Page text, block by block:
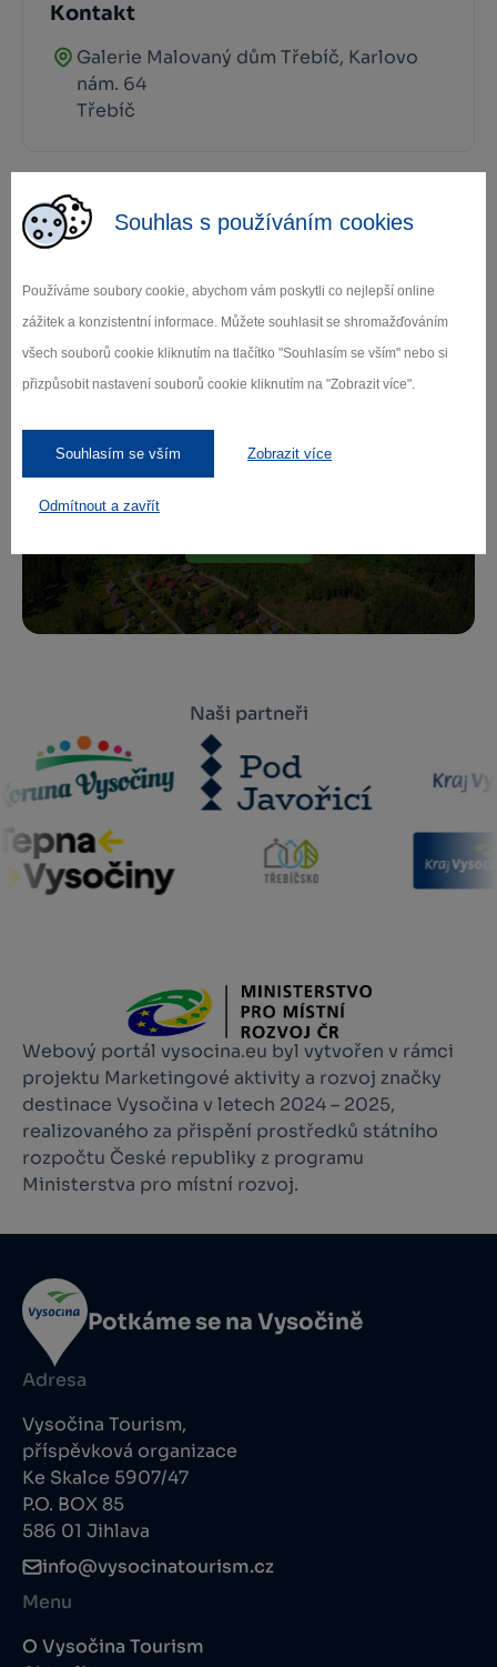
Souhlas s používáním cookies
Používáme soubory cookie, abychom vám poskytli co nejlepší online
zážitek a konzistentní informace. Můžete souhlasit se shromažďováním
všech souborů cookie kliknutím na tlačítko "Souhlasím se vším" nebo si
přizpůsobit nastavení souborů cookie kliknutím na "Zobrazit více".
Souhlasím se vším Zobrazit více
Odmítnout a zavřít
Kontakt
Galerie Malovaný dům Třebíč, Karlovo
nám. 64
Třebíč
Zamilujte si Vysočinu
Přihlaste se k odběru našeho newsletteru
o novinkách.
Záleží nám na ochraně osobních údajů.
Naši partneři
Webový portál vysocina.eu byl vytvořen v rámci
projektu Marketingové aktivity a rozvoj značky
destinace Vysočina v letech 2024 – 2025,
realizovaného za přispění prostředků státního
rozpočtu České republiky z programu
Ministerstva pro místní rozvoj.
Potkáme se na Vysočině
Adresa
Vysočina Tourism,
příspěvková organizace
Ke Skalce 5907/47
P.O. BOX 85
586 01 Jihlava
info@vysocinatourism.cz
Menu
O Vysočina Tourism